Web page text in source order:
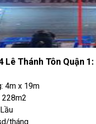
Thánh Tôn Quận 1:
4m x 19m
228m2
tháng